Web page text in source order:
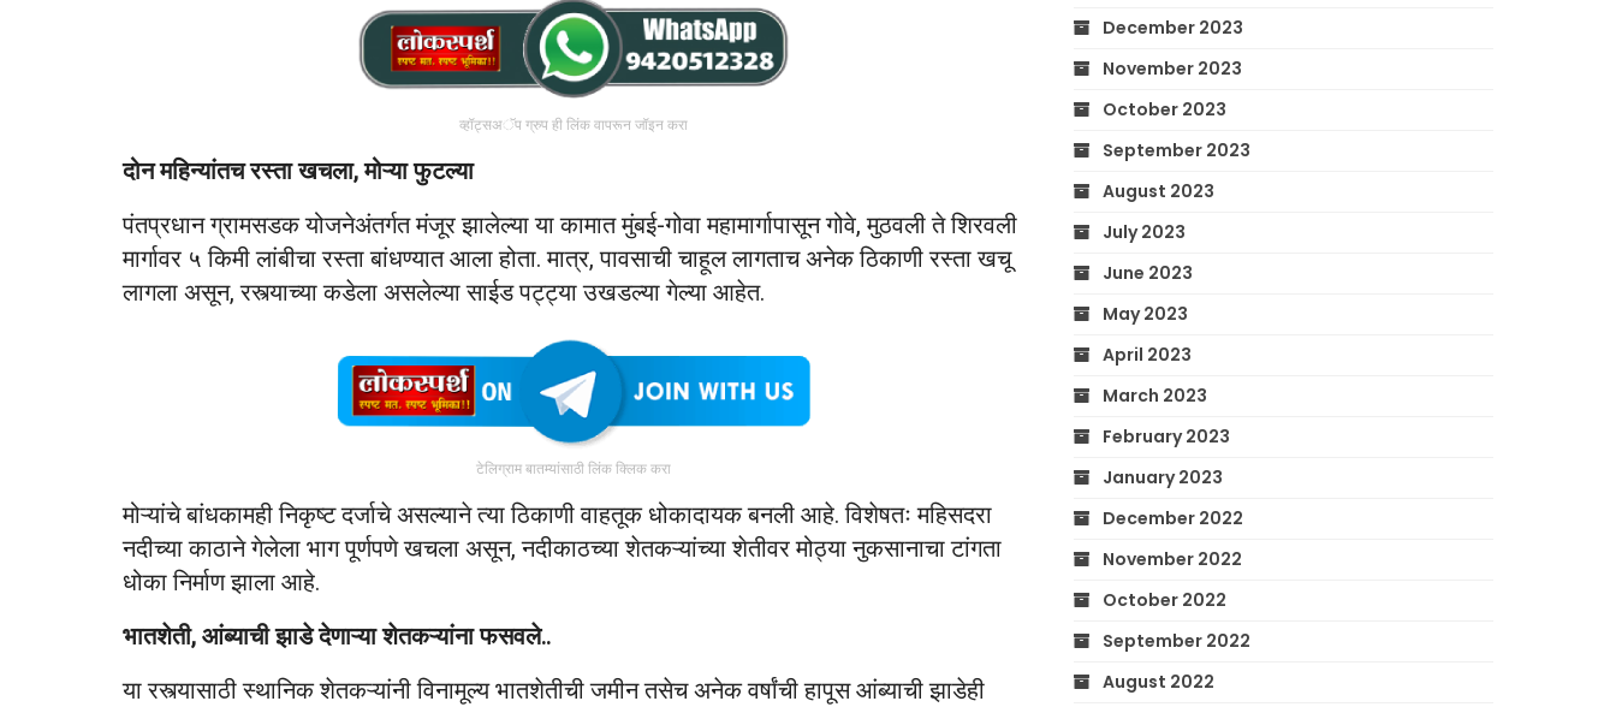
व्हॉट्सअॅप ग्रुप ही लिंक वापरून जॉइन करा
दोन महिन्यांतच रस्ता खचला, मोऱ्या फुटल्या
पंतप्रधान ग्रामसडक योजनेअंतर्गत मंजूर झालेल्या या कामात मुंबई-गोवा महामार्गापासून गोवे, मुठवली ते शिरवली
मार्गावर ५ किमी लांबीचा रस्ता बांधण्यात आला होता. मात्र, पावसाची चाहूल लागताच अनेक ठिकाणी रस्ता खचू
लागला असून, रस्त्याच्या कडेला असलेल्या साईड पट्ट्या उखडल्या गेल्या आहेत.
टेलिग्राम बातम्यांसाठी लिंक क्लिक करा
मोऱ्यांचे बांधकामही निकृष्ट दर्जाचे असल्याने त्या ठिकाणी वाहतूक धोकादायक बनली आहे. विशेषतः महिसदरा
नदीच्या काठाने गेलेला भाग पूर्णपणे खचला असून, नदीकाठच्या शेतकऱ्यांच्या शेतीवर मोठ्या नुकसानाचा टांगता
धोका निर्माण झाला आहे.
भातशेती, आंब्याची झाडे देणाऱ्या शेतकऱ्यांना फसवले..
या रस्त्यासाठी स्थानिक शेतकऱ्यांनी विनामूल्य भातशेतीची जमीन तसेच अनेक वर्षांची हापूस आंब्याची झाडेही
December 2023
November 2023
October 2023
September 2023
August 2023
July 2023
June 2023
May 2023
April 2023
March 2023
February 2023
January 2023
December 2022
November 2022
October 2022
September 2022
August 2022